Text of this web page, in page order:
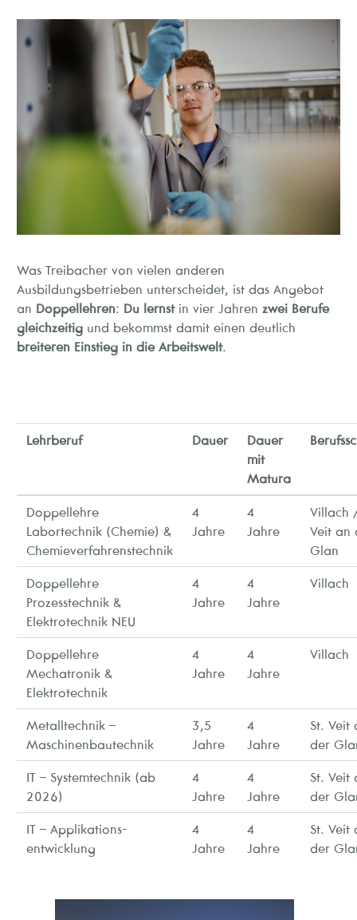
Was Treibacher von vielen anderen
Ausbildungsbetrieben unterscheidet, ist das Angebot
an Doppellehren: Du lernstin vier Jahren zwei Berufe
gleichzeitig und bekommst damit einen deutlich
breiteren Einstieg in die Arbeitswelt.
Lehrberuf Dauer
Dauer
mit
Matura
Doppellehre
Labortechnik (Chemie) &
Chemieverfahrenstechnik
4
Jahre
4
Jahre
Villach
Veit an
Glan
Doppellehre
Prozesstechnik &
Elektrotechnik NEU
4
Jahre
4
Jahre
Villach
Doppellehre
Mechatronik &
Elektrotechnik
4
Jahre
4
Jahre
Villach
Metalltechnik –
Maschinenbautechnik
3,5
Jahre
4
Jahre
St. Veit
der
IT – Systemtechnik (ab
2026)
4
Jahre
4
Jahre
St. Veit
der
IT – Applikations-
entwicklung
4
Jahre
4
Jahre
St. Veit
der